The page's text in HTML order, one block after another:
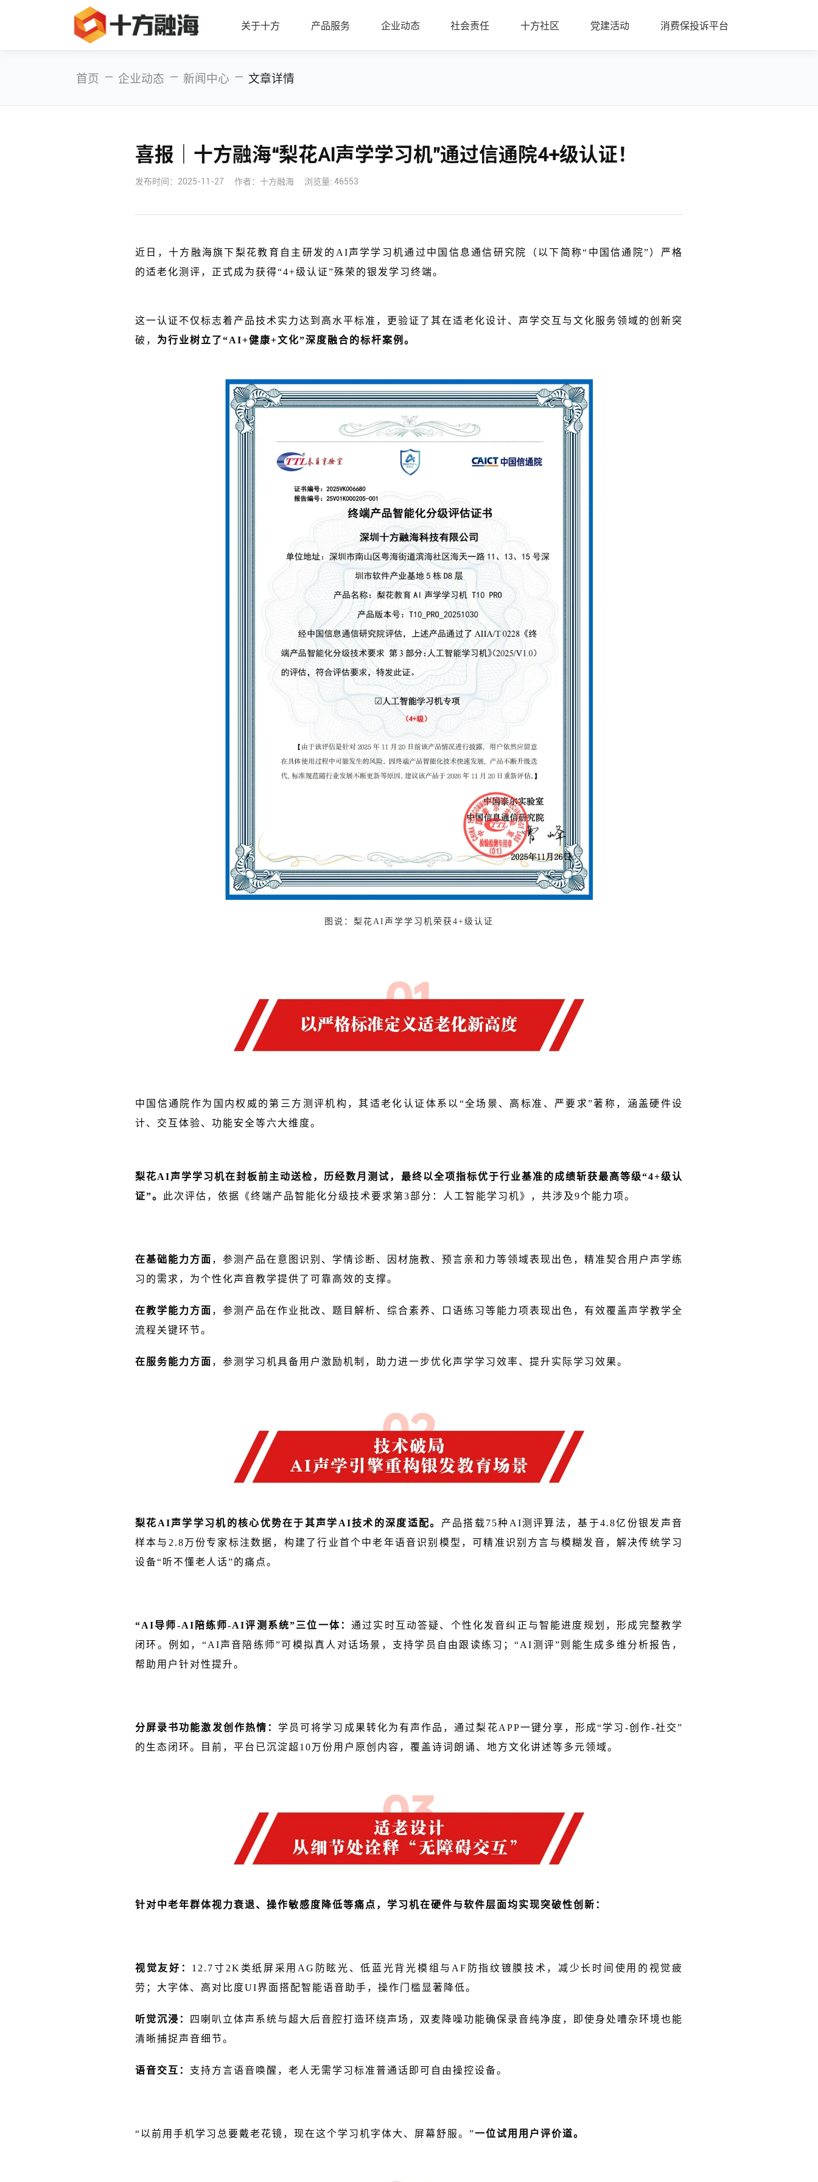
关于十方 产品服务 企业动态 社会责任 十方社区 党建活动 消费保投诉平台
首页 — 企业动态 — 新闻中心 — 文章详情
喜报｜十方融海“梨花AI声学学习机”通过信通院4+级认证！
发布时间： 2025-11-27 作者：十方融海 浏览量: 46553
近日，十方融海旗下梨花教育自主研发的AI声学学习机通过中国信息通信研究院（以下简称“中国信通院”）严格
的适老化测评，正式成为获得“4+级认证”殊荣的银发学习终端。
这一认证不仅标志着产品技术实力达到高水平标准，更验证了其在适老化设计、声学交互与文化服务领域的创新突
破， 为行业树立了“AI+健康+文化”深度融合的标杆案例。
图说：梨花AI声学学习机荣获4+级认证
中国信通院作为国内权威的第三方测评机构，其适老化认证体系以“全场景、高标准、严要求”著称，涵盖硬件设
计、交互体验、功能安全等六大维度。
梨花AI声学学习机在封板前主动送检，历经数月测试，最终以全项指标优于行业基准的成绩斩获最高等级“4+级认
证”。
此次评估，依据《终端产品智能化分级技术要求第3部分：人工智能学习机》，共涉及9个能力项。
在基础能力方面 ，参测产品在意图识别、学情诊断、因材施教、预言亲和力等领域表现出色，精准契合用户声学练
习的需求，为个性化声音教学提供了可靠高效的支撑。
在教学能力方面 ，参测产品在作业批改、题目解析、综合素养、口语练习等能力项表现出色，有效覆盖声学教学全
流程关键环节。
在服务能力方面 ，参测学习机具备用户激励机制，助力进一步优化声学学习效率、提升实际学习效果。
梨花AI声学学习机的核心优势在于其声学AI技术的深度适配。 产品搭载75种AI测评算法，基于4.8亿份银发声音
样本与2.8万份专家标注数据，构建了行业首个中老年语音识别模型，可精准识别方言与模糊发音，解决传统学习
设备“听不懂老人话”的痛点。
“AI导师-AI陪练师-AI评测系统”三位一体：通过实时互动答疑、个性化发音纠正与智能进度规划，形成完整教学
闭环。例如，“AI声音陪练师”可模拟真人对话场景，支持学员自由跟读练习；“AI测评”则能生成多维分析报告，
帮助用户针对性提升。
分屏录书功能激发创作热情： 学员可将学习成果转化为有声作品，通过梨花APP一键分享，形成“学习-创作-社交”
的生态闭环。目前，平台已沉淀超10万份用户原创内容，覆盖诗词朗诵、地方文化讲述等多元领域。
针对中老年群体视力衰退、操作敏感度降低等痛点，学习机在硬件与软件层面均实现突破性创新：
视觉友好： 12.7寸2K类纸屏采用AG防眩光、低蓝光背光模组与AF防指纹镀膜技术，减少长时间使用的视觉疲
劳；大字体、高对比度UI界面搭配智能语音助手，操作门槛显著降低。
听觉沉浸：
四喇叭立体声系统与超大后音腔打造环绕声场，双麦降噪功能确保录音纯净度，即使身处嘈杂环境也能
清晰捕捉声音细节。
语音交互： 支持方言语音唤醒，老人无需学习标准普通话即可自由操控设备。
“以前用手机学习总要戴老花镜，现在这个学习机字体大、屏幕舒服。”一位试用用户评价道。